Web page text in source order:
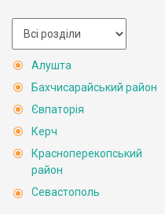
Алушта
Бахчисарайський район
Євпаторія
Керч
Красноперекопський
район
Севастополь